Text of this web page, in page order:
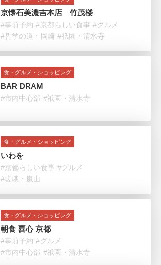
京懐石美濃吉本店 竹茂楼
#事前予約 #京都らしい食事 #グルメ
#哲学の道・岡崎 #祇園・清水寺
食・グルメ・ショッピング
BAR DRAM
#市内中心部 #祇園・清水寺
食・グルメ・ショッピング
いわを
#京都らしい食事 #グルメ
#嵯峨・嵐山
食・グルメ・ショッピング
朝食 喜心 京都
#事前予約 #グルメ
#市内中心部 #祇園・清水寺